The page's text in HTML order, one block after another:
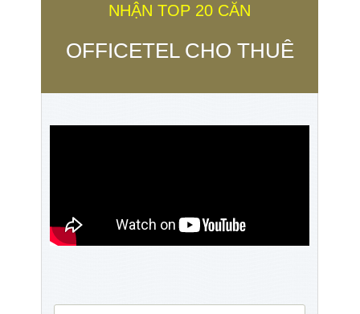
NHẬN TOP 20 CĂN
OFFICETEL CHO THUÊ